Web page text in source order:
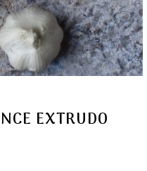
EXTRUDO